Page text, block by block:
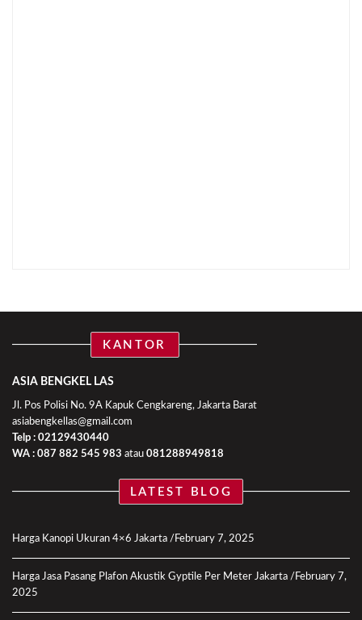
KANTOR
ASIA BENGKEL LAS
Jl. Pos Polisi No. 9A Kapuk Cengkareng, Jakarta Barat
asiabengkellas@gmail.com
Telp : 02129430440
WA : 087 882 545 983 atau 081288949818
LATEST BLOG
Harga Kanopi Ukuran 4×6 Jakarta February 7, 2025
Harga Jasa Pasang Plafon Akustik Gyptile Per Meter Jakarta
February 7,
2025